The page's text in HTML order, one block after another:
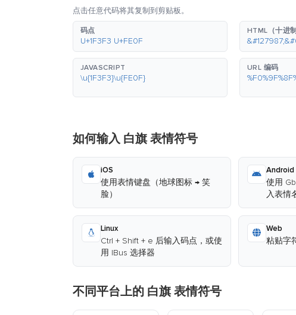
点击任意代码将其复制到剪贴板。
码点
U+1F3F3 U+FE0F
HTML（十进制
JAVASCRIPT
\u{1F3F3}\u{FE0F}
URL 编码
如何输入 白旗 表情符号
iOS
使用表情键盘（地球图标 → 笑
脸）
Android
使用
入表情
Linux
Ctrl + Shift + e 后输入码点，或使
用 IBus 选择器
Web
粘贴字
不同平台上的 白旗 表情符号